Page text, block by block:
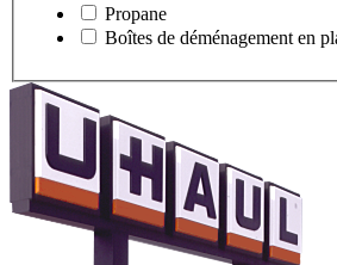
Propane
Boîtes de déménagement en